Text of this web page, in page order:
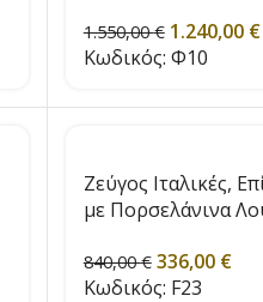
1.550,00€ 1.240,00 €
Κωδικός: Φ10
Ζεύγος Ιταλικές,
με Πορσελάνινα
840,00€ 336,00 €
Κωδικός: F23